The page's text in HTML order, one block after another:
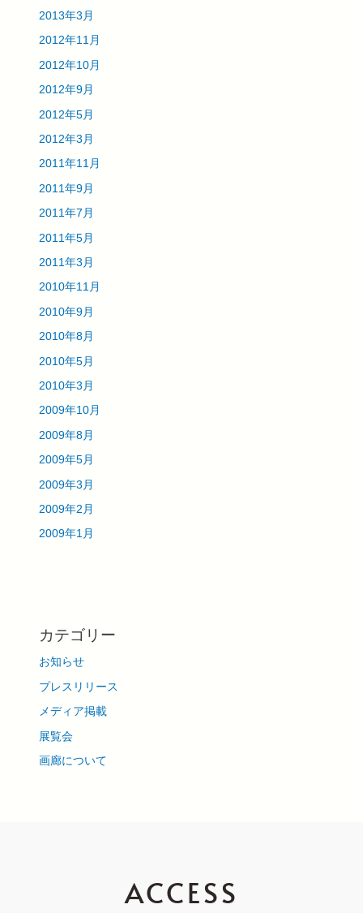
2013年3月
2012年11月
2012年10月
2012年9月
2012年5月
2012年3月
2011年11月
2011年9月
2011年7月
2011年5月
2011年3月
2010年11月
2010年9月
2010年8月
2010年5月
2010年3月
2009年10月
2009年8月
2009年5月
2009年3月
2009年2月
2009年1月
カテゴリー
お知らせ
プレスリリース
メディア掲載
展覧会
画廊について
ACCESS